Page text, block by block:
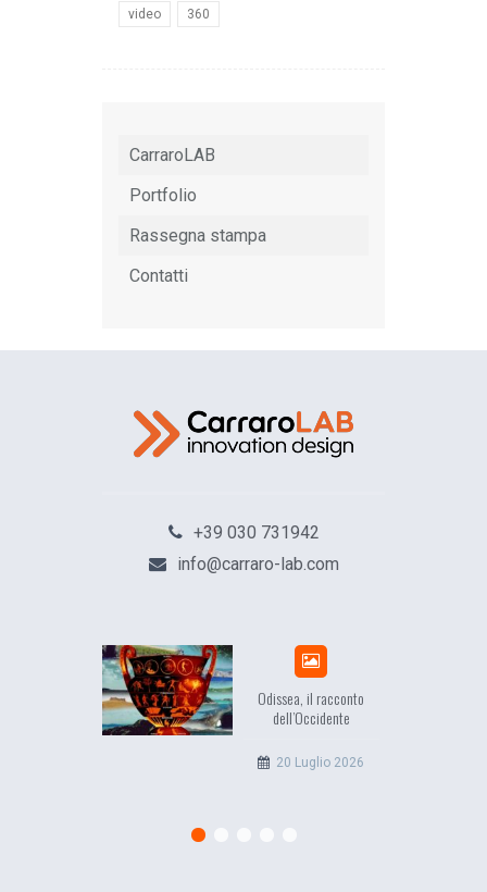
video 360
CarraroLAB
Portfolio
Rassegna stampa
Contatti
+39 030 731942
info@carraro-lab.com
Odissea, il racconto
dell’Occidente
20 Luglio 2026